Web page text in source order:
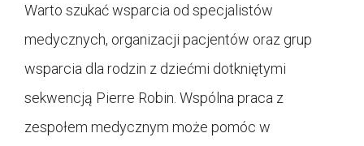
Warto szukać wsparcia od specjalistów
medycznych, organizacji pacjentów oraz grup
wsparcia dla rodzin z dziećmi dotkniętymi
sekwencją Pierre Robin. Wspólna praca z
zespołem medycznym może pomóc w